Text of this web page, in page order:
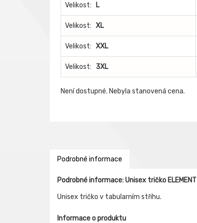
Velikost: L
Velikost: XL
Velikost: XXL
Velikost: 3XL
Není dostupné. Nebyla stanovená cena.
Podrobné informace
Podrobné informace: Unisex tričko ELEMENT
Unisex tričko v tabularním střihu.
Informace o produktu